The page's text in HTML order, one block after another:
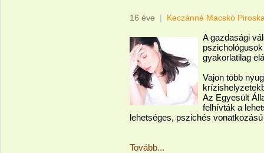
16 éve | Keczánné Macskó
A gazdasági
gyakorlatilag
Vajon több
Az Egyesült
felhívták a
lehetséges, pszichés
Tovább...